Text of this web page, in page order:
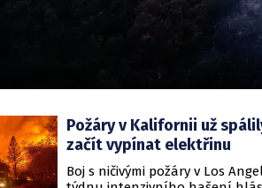
Požáry v Kalifornii už
začít vypínat elektřinu
Boj s ničivými požáry v Los